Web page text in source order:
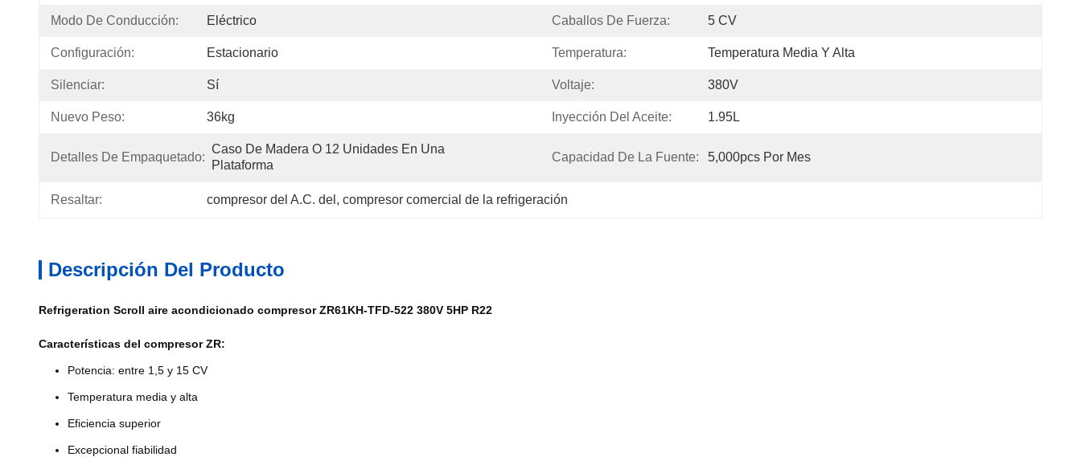
Modo De Conducción: Eléctrico Caballos De Fuerza: 5 CV
Configuración: Estacionario Temperatura: Temperatura Media Y Alta
Silenciar: Sí Voltaje: 380V
Nuevo Peso: 36kg Inyección Del Aceite: 1.95L
Detalles De Empaquetado:
Caso De Madera O 12 Unidades En Una
Plataforma
Capacidad De La Fuente: 5,000pcs Por Mes
Resaltar: compresor del A.C. del , compresor comercial de la refrigeración
Descripción Del Producto
Refrigeration Scroll aire acondicionado compresor ZR61KH-TFD-522 380V 5HP R22
Características del compresor ZR:
Potencia: entre 1,5 y 15 CV
Temperatura media y alta
Eficiencia superior
Excepcional fiabilidad